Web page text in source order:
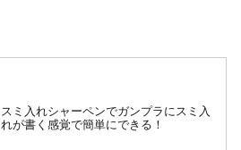
スミ入れシャーペンでガンプラにスミ入
れが書く感覚で簡単にできる！